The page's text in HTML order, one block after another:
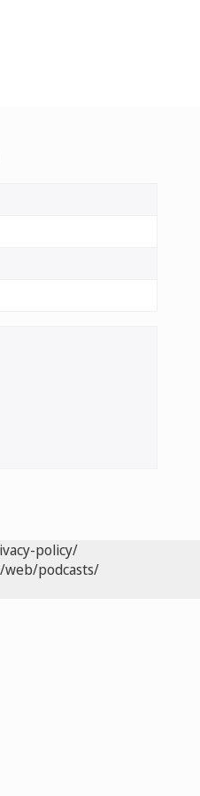
policy/
podcasts/